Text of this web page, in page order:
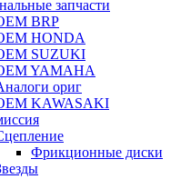
запчасти
BRP
HONDA
SUZUKI
YAMAHA
ориг
KAWASAKI
Фрикционные диски